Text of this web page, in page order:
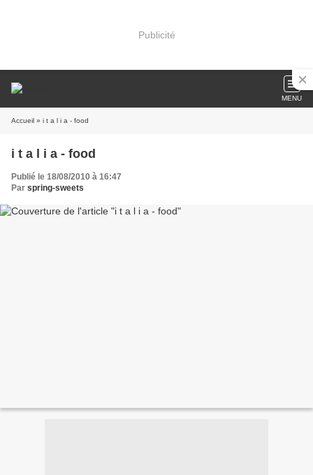
Publicité
MENU
Accueil » i t a l i a - food
i t a l i a - food
Publié le 18/08/2010 à 16:47
Par spring-sweets